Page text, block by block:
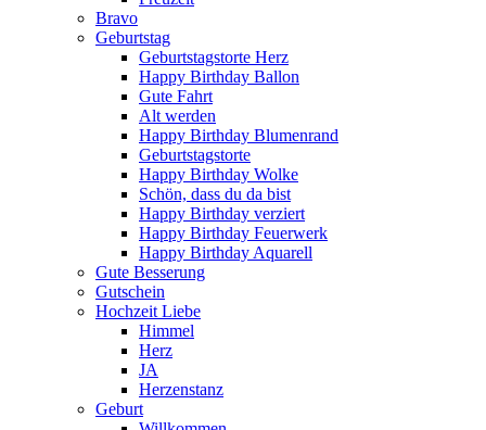
Bravo
Geburtstag
Geburtstagstorte Herz
Happy Birthday Ballon
Gute Fahrt
Alt werden
Happy Birthday Blumenrand
Geburtstagstorte
Happy Birthday Wolke
Schön, dass du da bist
Happy Birthday verziert
Happy Birthday Feuerwerk
Happy Birthday Aquarell
Gute Besserung
Gutschein
Hochzeit Liebe
Himmel
Herz
JA
Herzenstanz
Geburt